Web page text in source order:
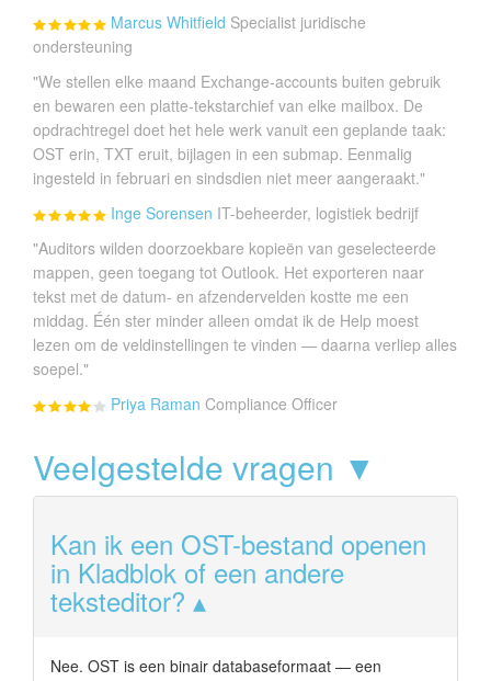
Marcus Whitfield Specialist juridische
ondersteuning
"We stellen elke maand Exchange-accounts buiten gebruik
en bewaren een platte-tekstarchief van elke mailbox. De
opdrachtregel doet het hele werk vanuit een geplande taak:
OST erin, TXT eruit, bijlagen in een submap. Eenmalig
ingesteld in februari en sindsdien niet meer aangeraakt."
Inge Sorensen IT-beheerder, logistiek bedrijf
"Auditors wilden doorzoekbare kopieën van geselecteerde
mappen, geen toegang tot Outlook. Het exporteren naar
tekst met de datum- en afzendervelden kostte me een
middag. Één ster minder alleen omdat ik de Help moest
lezen om de veldinstellingen te vinden — daarna verliep alles
soepel."
Priya Raman Compliance Officer
Veelgestelde vragen ▼
Kan ik een OST-bestand openen
in Kladblok of een andere
teksteditor?
Nee. OST is een binair databaseformaat — een